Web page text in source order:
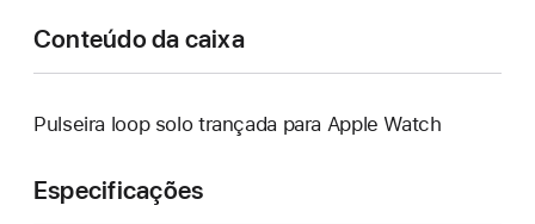
Conteúdo da caixa
Pulseira loop solo trançada para Apple Watch
Especificações